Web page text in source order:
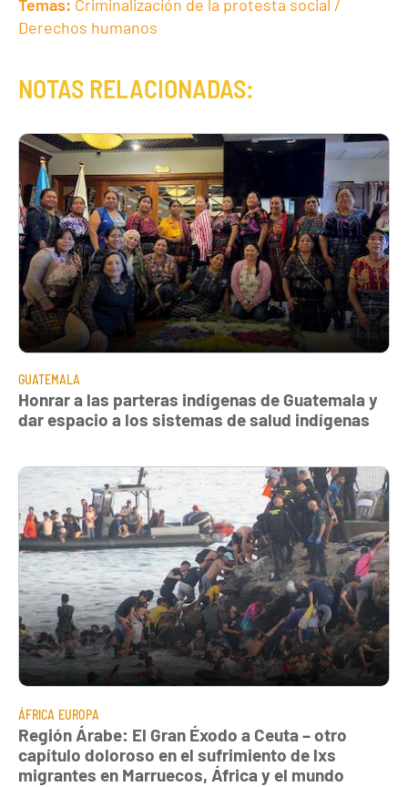
Temas: Criminalización de la protesta social /
Derechos humanos
NOTAS RELACIONADAS:
GUATEMALA
Honrar a las parteras indígenas de Guatemala y
dar espacio a los sistemas de salud indígenas
ÁFRICA EUROPA
Región Árabe: El Gran Éxodo a Ceuta – otro
capítulo doloroso en el sufrimiento de lxs
migrantes en Marruecos, África y el mundo